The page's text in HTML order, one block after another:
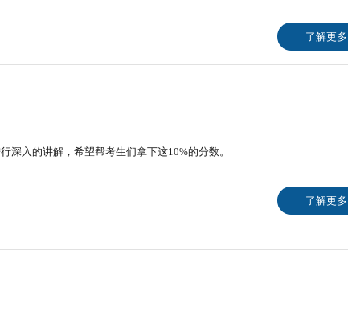
了解更多
深入的讲解，希望帮考生们拿下这10%的分数。
了解更多